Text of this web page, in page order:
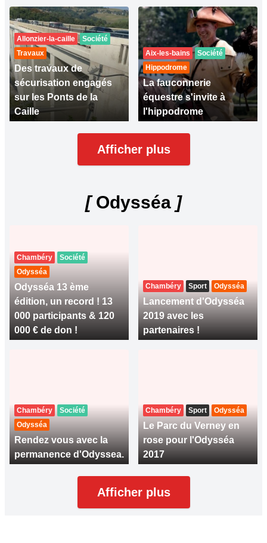
Allonzier-la-caille
Société
Travaux
Des travaux de
sécurisation engagés
sur les Ponts de la
Caille
Aix-les-bains
Société
Hippodrome
La fauconnerie
équestre s'invite à
l'hippodrome
Afficher plus
[Odysséa ]
Chambéry
Société
Odysséa
Odysséa 13 ème
édition, un record ! 13
000 participants & 120
000 € de don !
Chambéry Sport Odysséa
Lancement d'Odysséa
2019 avec les
partenaires !
Chambéry
Société
Odysséa
Rendez vous avec la
permanence d'Odyssea.
Chambéry Sport Odysséa
Le Parc du Verney en
rose pour l'Odysséa
2017
Afficher plus